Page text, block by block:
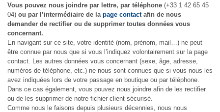
Vous pouvez nous joindre par lettre, par téléphone (+33 1 42 65 45
04) ou par l’intermédiaire de la page contactafin de nous
demander de rectifier ou de supprimer toutes données vous
concernant.
En navigant sur ce site, votre identité (nom, prénom, mail…) ne peut
être connue par nous que si vous l’indiquez volontairement sur la page
contact. Les autres données vous concernant (sexe, âge, adresse,
numéros de téléphone, etc.) ne nous sont connues que si vous nous les
avez indiquées lors de votre passage en boutique ou par téléphone.
Dans ce cas également, vous pouvez nous joindre afin de les rectifier
ou de les supprimer de notre fichier client sécurisé.
Comme nous le faisons depuis plusieurs décennies, nous nous